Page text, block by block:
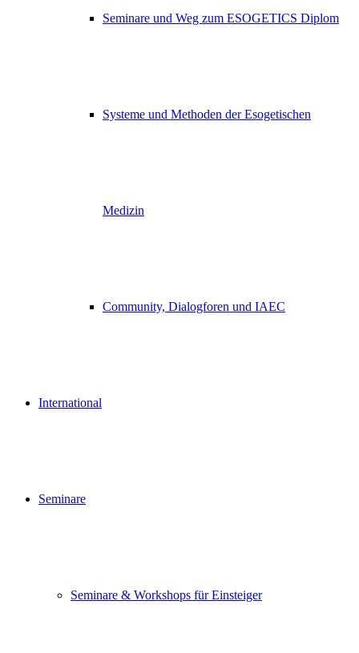
Seminare und Weg zum ESOGETICS Diplom
Systeme und Methoden der Esogetischen
Medizin
Community, Dialogforen und IAEC
International
Seminare
Seminare & Workshops für Einsteiger